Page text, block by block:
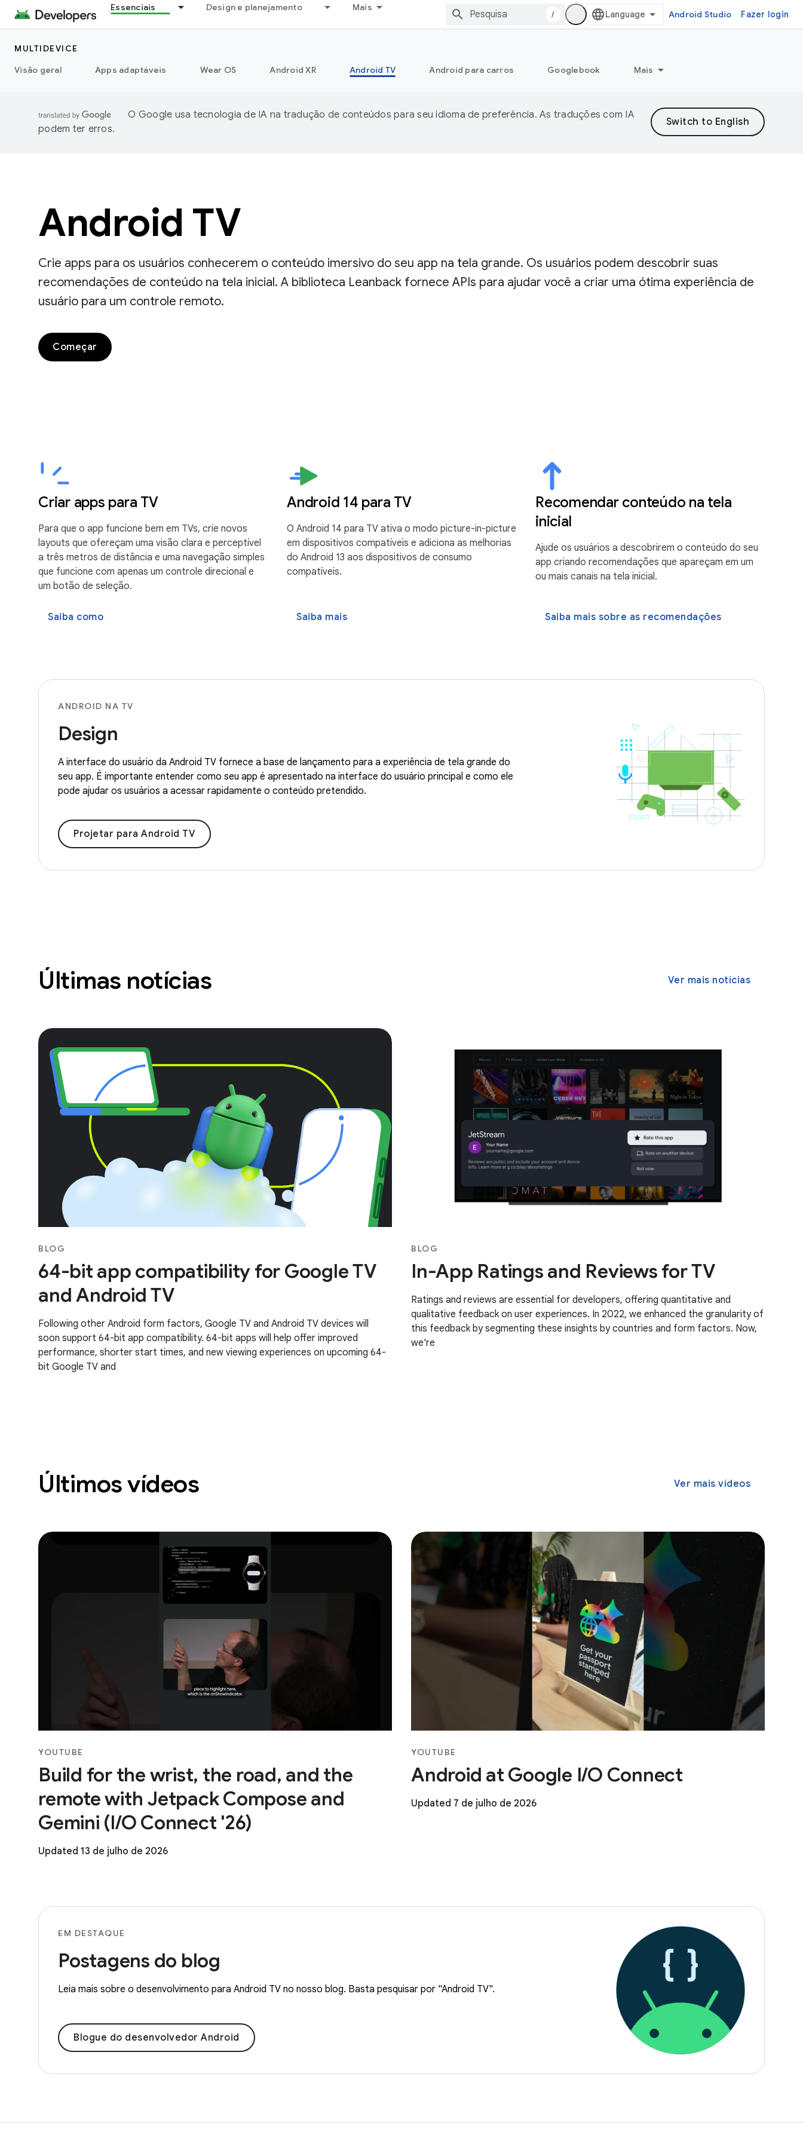
Essenciais Design e planejamento Mais
/ Android Studio Fazer login
MULTIDEVICE
Visão geral
Apps adaptáveis Wear OS Android XR Android TV Android para carros Googlebook Mais
O Google usa tecnologia de IA na tradução de conteúdos para seu idioma de preferência. As traduções com IA
podem ter erros.
Android TV
Crie apps para os usuários conhecerem o conteúdo imersivo do seu app na tela grande. Os usuários podem descobrir suas
recomendações de conteúdo na tela inicial. A biblioteca Leanback fornece APIs para ajudar você a criar uma ótima experiência de
usuário para um controle remoto.
Começar
Criar apps para TV
Para que o app funcione bem em TVs, crie novos
layouts que ofereçam uma visão clara e perceptível
a três metros de distância e uma navegação simples
que funcione com apenas um controle direcional e
um botão de seleção.
Saiba como
Android 14 para TV
O Android 14 para TV ativa o modo picture-in-picture
em dispositivos compatíveis e adiciona as melhorias
do Android 13 aos dispositivos de consumo
compatíveis.
Saiba mais
Recomendar conteúdo na tela
inicial
Ajude os usuários a descobrirem o conteúdo do seu
app criando recomendações que apareçam em um
ou mais canais na tela inicial.
Saiba mais sobre as recomendações
ANDROID NA TV
Design
A interface do usuário da Android TV fornece a base de lançamento para a experiência de tela grande do
seu app. É importante entender como seu app é apresentado na interface do usuário principal e como ele
pode ajudar os usuários a acessar rapidamente o conteúdo pretendido.
Projetar para Android TV
Últimas notícias Ver mais notícias
BLOG
64-bit app compatibility for Google TV
and Android TV
Following other Android form factors, Google TV and Android TV devices will
soon support 64-bit app compatibility. 64-bit apps will help offer improved
performance, shorter start times, and new viewing experiences on upcoming 64-
bit Google TV and
BLOG
In-App Ratings and Reviews for TV
Ratings and reviews are essential for developers, offering quantitative and
qualitative feedback on user experiences. In 2022, we enhanced the granularity of
this feedback by segmenting these insights by countries and form factors. Now,
we're
Últimos vídeos Ver mais vídeos
YOUTUBE
Build for the wrist, the road, and the
remote with Jetpack Compose and
Gemini (I/O Connect '26)
Updated 13 de julho de 2026
YOUTUBE
Android at Google I/O Connect
Updated 7 de julho de 2026
EM DESTAQUE
Postagens do blog
Leia mais sobre o desenvolvimento para Android TV no nosso blog. Basta pesquisar por "Android TV".
Blogue do desenvolvedor Android